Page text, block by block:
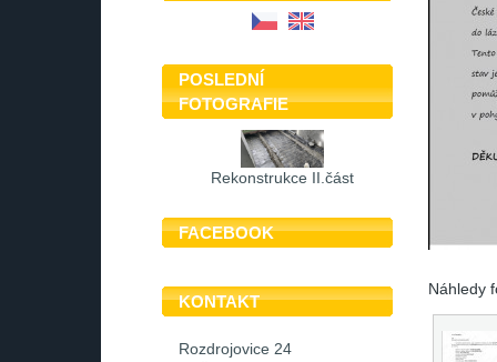
POSLEDNÍ
FOTOGRAFIE
Rekonstrukce II.část
FACEBOOK
KONTAKT
Rozdrojovice 24
Náhledy